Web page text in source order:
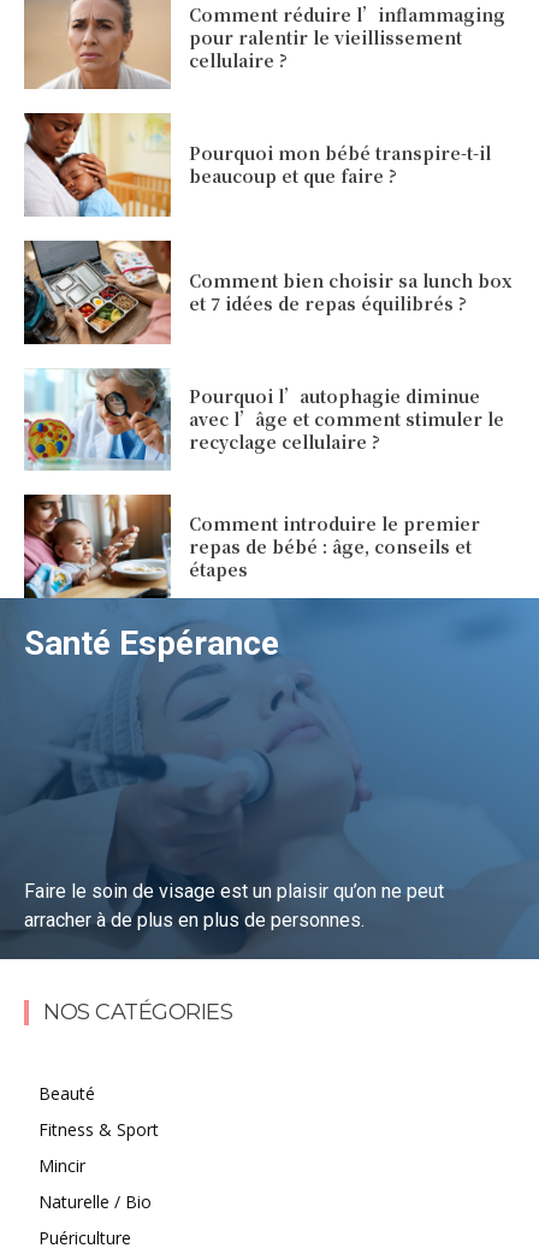
Comment réduire l’inflammaging
pour ralentir le vieillissement
cellulaire ?
Pourquoi mon bébé transpire-t-il
beaucoup et que faire ?
Comment bien choisir sa lunch box
et 7 idées de repas équilibrés ?
Pourquoi l’autophagie diminue
avec l’âge et comment stimuler le
recyclage cellulaire ?
Comment introduire le premier
repas de bébé : âge, conseils et
étapes
Santé Espérance
Faire le soin de visage est un plaisir qu’on ne peut
arracher à de plus en plus de personnes.
Lire la suite
NOS CATÉGORIES
Beauté
Fitness & Sport
Mincir
Naturelle / Bio
Puériculture